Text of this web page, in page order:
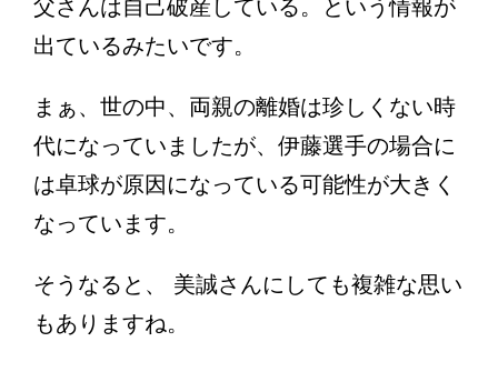
父さんは自己破産している。という情報が
出ているみたいです。
まぁ、世の中、両親の離婚は珍しくない時
代になっていましたが、伊藤選手の場合に
は卓球が原因になっている可能性が大きく
なっています。
そうなると、 美誠さんにしても複雑な思い
もありますね。